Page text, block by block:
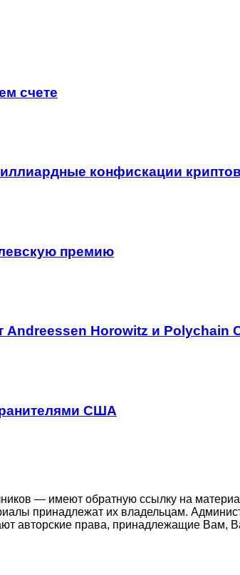
счете
конфискации
премию
Horowitz и Polychain
США
— имеют обратную ссылку на
принадлежат их владельцам.
авторские права, принадлежащие Вам,